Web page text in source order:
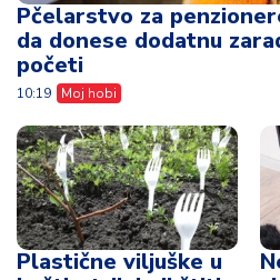
Pčelarstvo za
da donese dodatnu
početi
10:19 Moj hobi
Plastične viljuške u